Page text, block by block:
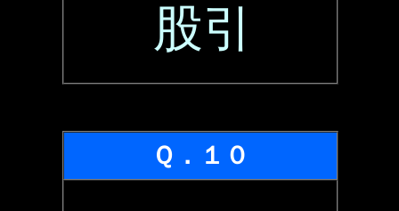
股引
Ｑ．１０